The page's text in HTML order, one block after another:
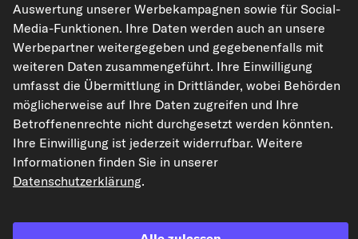
Die hier dargestellten Daten, insbesondere die gesamte Datenbank, dürfen
nicht vervielfältigt werden. Die Vervielfältigung und Verbreitung der Daten und
der Datenbank ohne vorherige Einwilligung von TecAlliance und/oder die
Einbeziehung Dritter in solche Aktivitäten ist streng verboten. Jegliche
unautorisierte Nutzung von Inhalten stellt eine Verletzung des Urheberrechts
dar und kann rechtliche Schritte nach sich ziehen.
Vertrag widerrufen
© 2026 kfzteile24 GmbH - Alle Rechte vorbehalten.
Auswertung unserer Werbekampagnen sowie für Social-
Media-Funktionen. Ihre Daten werden auch an unsere
Werbepartner weitergegeben und gegebenenfalls mit
weiteren Daten zusammengeführt. Ihre Einwilligung
umfasst die Übermittlung in Drittländer, wobei Behörden
möglicherweise auf Ihre Daten zugreifen und Ihre
Betroffenenrechte nicht durchgesetzt werden könnten.
Ihre Einwilligung ist jederzeit widerrufbar. Weitere
Informationen finden Sie in unserer
Datenschutzerklärung.